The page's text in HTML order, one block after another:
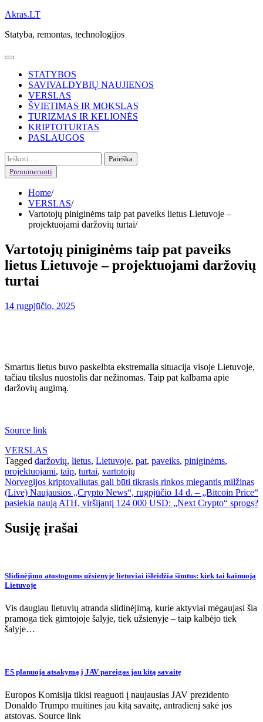
Skip
content
Akras.LT
Statyba, remontas, technologijos
STATYBOS
SAVIVALDYBIŲ NAUJIENOS
VERSLAS
ŠVIETIMAS IR MOKSLAS
TURIZMAS IR KELIONĖS
KRIPTOTURTAS
PASLAUGOS
Ieškoti:
Prenumeruoti
Home
VERSLAS
Vartotojų piniginėms taip pat paveiks lietus Lietuvoje –
projektuojami daržovių turtai
Vartotojų piniginėms taip pat paveiks
lietus Lietuvoje – projektuojami daržovių
turtai
14 rugpjūčio, 2025
Smartus lietus buvo paskelbta ekstremalia situacija visoje Lietuvoje,
tačiau tikslus nuostolis dar nežinomas. Taip pat kalbama apie
daržovių augimą.
Source link
VERSLAS
Tagged daržovių, lietus, Lietuvoje, pat, paveiks, piniginėms,
projektuojami, taip, turtai, vartotojų
Navigacija
tarp
Norvegijos kriptovaliutas gali būti tikrasis rinkos miegantis milžinas
(Live) Naujausios „Crypto News“, rugpjūčio 14 d. – „Bitcoin Price“
pasiekia naują ATH, viršijantį 124 000 USD: „Next Crypto“ sprogs?
Susiję įrašai
Slidinėjimo atostogoms užsienyje lietuviai išleidžia šimtus: kiek tai kainuoja
Lietuvoje
Vis daugiau lietuvių atranda slidinėjimą, kurie aktyviai mėgaujasi šia
pramoga tiek gimtojoje šalyje, tiek užsienyje – taip kalbėjo tiek
šalyje…
ES planuoja atsakymą į JAV pareigas jau kitą savaitę
Europos Komisija tikisi reaguoti į naujausias JAV prezidento
Donaldo Trumpo muitines jau kitą savaitę, antradienį sakė jos
atstovas. Source link